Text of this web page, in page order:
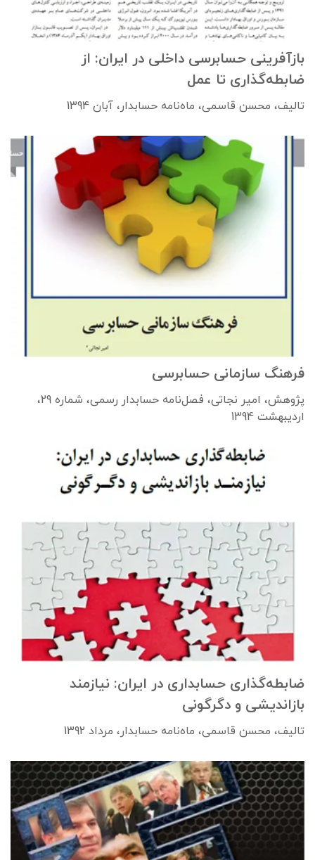
بازآفرینی حسابرسی داخلی در ایران: از
ضابطه‌گذاری تا عمل
تالیف، محسن قاسمی، ماه‌نامه حسابدار، آبان 1394
فرهنگ سازمانی حسابرسی
پژوهش، امیر نجاتی، فصل‌نامه حسابدار رسمی، شماره 29،
اردیبهشت 1394
ضابطه‌گذاری حسابداری در ایران: نیازمند
بازاندیشی و دگرگونی
تالیف، محسن قاسمی، ماه‌نامه حسابدار، مرداد 1392